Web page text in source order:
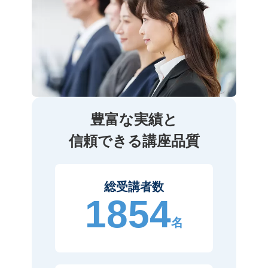
豊富な実績と
信頼できる講座品質
総受講者数
1854名